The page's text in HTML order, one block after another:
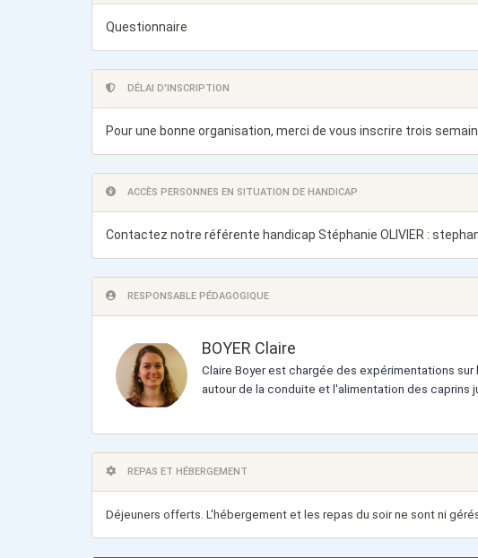
Questionnaire
DÉLAI D'INSCRIPTION
Pour une bonne organisation, merci de vous inscrire trois
ACCÈS PERSONNES EN SITUATION DE HANDICAP
Contactez notre référente handicap Stéphanie OLIVIER :
RESPONSABLE PÉDAGOGIQUE
BOYER Claire
Claire Boyer est chargée des expérimentations
autour de la conduite et l'alimentation des caprins
REPAS ET HÉBERGEMENT
Déjeuners offerts. L'hébergement et les repas du soir ne sont ni